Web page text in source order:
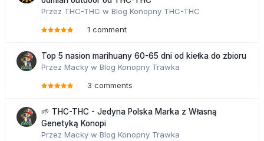
Przez THC-THC w Blog Konopny THC-THC
1 comment
Top 5 nasion marihuany 60-65 dni od kiełka do zbioru
Przez Macky w Blog Konopny Trawka
3 comments
🌱 THC-THC - Jedyna Polska Marka z Własną
Genetyką Konopi
Przez Macky w Blog Konopny Trawka